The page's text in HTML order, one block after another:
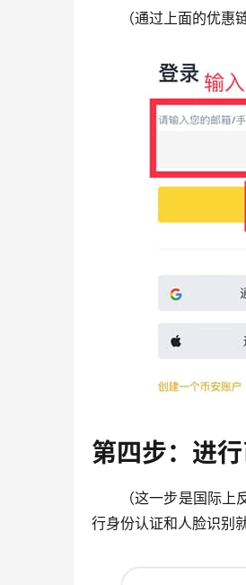
（通过上面的优惠
第四步：进
（这一步是国际
行身份认证和人脸识别